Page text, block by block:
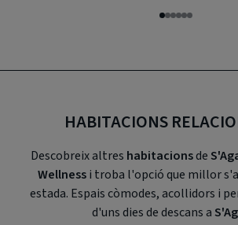
HABITACIONS
Descobreix altres habitacionsde
Wellnessi troba l'opció que millor
estada. Espais còmodes, acollidors i
d'uns dies de descans a